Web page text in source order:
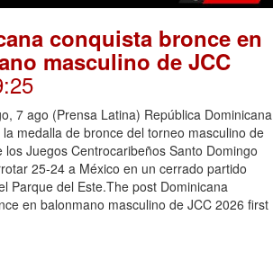
conquista bronce en
masculino de JCC
7 ago (Prensa Latina) República Dominicana
medalla de bronce del torneo masculino de
los Juegos Centrocaribeños Santo Domingo
25-24 a México en un cerrado partido
Parque del Este.The post Dominicana
en balonmano masculino de JCC 2026 first